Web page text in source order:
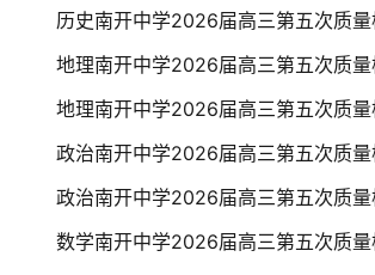
历史南开中学2026届高三第五次质
地理南开中学2026届高三第五次质
地理南开中学2026届高三第五次质
政治南开中学2026届高三第五次质
政治南开中学2026届高三第五次质
数学南开中学2026届高三第五次质